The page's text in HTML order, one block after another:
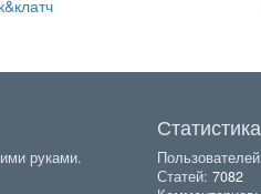
руками.
Статей: 7082